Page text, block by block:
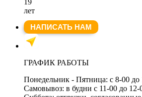
лет
НАПИСАТЬ НАМ
ГРАФИК РАБОТЫ
Понедельник - Пятница: с 8-00
Самовывоз: в будни с 11-00 до